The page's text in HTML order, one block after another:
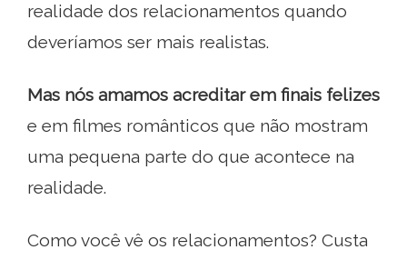
realidade dos relacionamentos quando
deveríamos ser mais realistas.
Mas nós amamos acreditar em finais felizes
e em filmes românticos que não mostram
uma pequena parte do que acontece na
realidade.
Como você vê os relacionamentos? Custa